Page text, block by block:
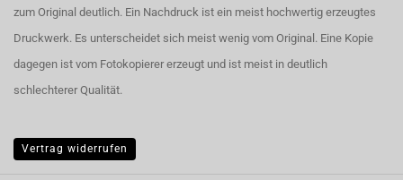
zum Original deutlich. Ein Nachdruck ist ein meist hochwertig erzeugtes
Druckwerk. Es unterscheidet sich meist wenig vom Original. Eine Kopie
dagegen ist vom Fotokopierer erzeugt und ist meist in deutlich
schlechterer Qualität.
Vertrag widerrufen